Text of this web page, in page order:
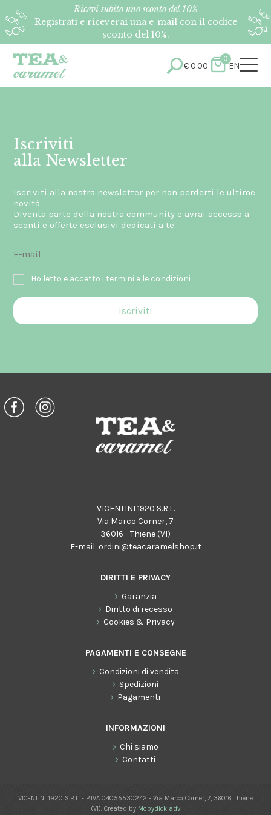
Ricevi subito uno sconto del 10%
Registrati e riceverai una e-mail con il codice
sconto del 10%.
€0.00
0
EN
Iscriviti
alla Newsletter
Iscriviti alla nostra newsletter per non perderti le ultime
novità.
Diventa parte della nostra community e avrai accesso a
sconti e offerte esclusivi dedicati a te.
Ho letto e accetto i termini e le condizioni
VICENTINI 1920 S.R.L.
Via Marco Corner, 7
36016 - Thiene (VI)
E-mail: ordini@teacaramelshop.it
DIRITTI E PRIVACY
Garanzia
Diritto di recesso
Cookies & Privacy
PAGAMENTI E CONSEGNE
Condizioni di vendita
Spedizioni
Pagamenti
INFORMAZIONI
Chi siamo
Contatti
VICENTINI 1920 S.R.L. - P.IVA 04055530242 - Via Marco Corner, 7, 36016 Thiene
(VI). Created by Mobydick adv